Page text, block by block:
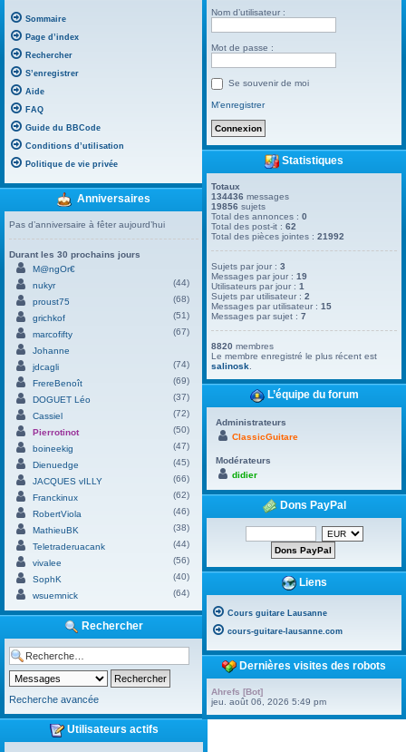
Sommaire
Page d’index
Rechercher
S’enregistrer
Aide
FAQ
Guide du BBCode
Conditions d’utilisation
Politique de vie privée
Anniversaires
Pas d’anniversaire à fêter aujourd’hui
Durant les 30 prochains jours
M@ngOr€
nukyr
(44)
proust75
(68)
grichkof
(51)
marcofifty
(67)
Johanne
jdcagli
(74)
FrereBenoît
(69)
DOGUET Léo
(37)
Cassiel
(72)
Pierrotinot
(50)
boineekig
(47)
Dienuedge
(45)
JACQUES vILLY
(66)
Franckinux
(62)
RobertViola
(46)
MathieuBK
(38)
Teletraderuacank
(44)
vivalee
(56)
SophK
(40)
wsuemnick
(64)
Rechercher
Recherche avancée
Utilisateurs actifs
Nom d’utilisateur :
Mot de passe :
Se souvenir de moi
M’enregistrer
Statistiques
Totaux
134436 messages
19856 sujets
Total des annonces :0
Total des post-it :62
Total des pièces jointes :21992
Sujets par jour :3
Messages par jour :19
Utilisateurs par jour :1
Sujets par utilisateur :2
Messages par utilisateur :15
Messages par sujet :7
8820 membres
Le membre enregistré le plus récent est
salinosk
L’équipe du forum
Administrateurs
ClassicGuitare
Modérateurs
didier
Dons PayPal
Liens
Cours guitare Lausanne
cours-guitare-lausanne.com
Dernières visites des robots
Ahrefs [Bot]
jeu. août 06, 2026 5:49 pm